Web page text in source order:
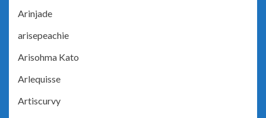
Arinjade
arisepeachie
Arisohma Kato
Arlequisse
Artiscurvy